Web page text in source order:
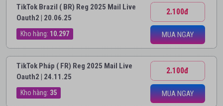
TikTok Brazil ( BR) Reg 2025 Mail Live
Oauth2 | 20.06.25
Kho hàng: 10.297
2.100đ
MUA NGAY
TikTok Pháp ( FR) Reg 2025 Mail Live
Oauth2 | 24.11.25
Kho hàng: 35
2.100đ
MUA NGAY